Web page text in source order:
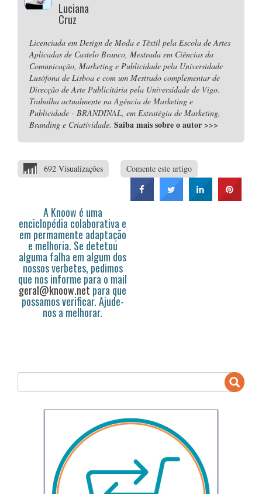
Luciana
Cruz
Licenciada em Design de Moda e Têxtil pela Escola de Artes
Aplicadas de Castelo Branco, Mestrada em Ciências da
Comunicação, Marketing e Publicidade pela Universidade
Lusófona de Lisboa e com um Mestrado complementar de
Direcção de Arte Publicitária pela Universidade de Vigo.
Trabalha actualmente na Agência de Marketing e
Publicidade - BRANDINAL, em Estratégia de Marketing,
Branding e Criatividade. Saiba mais sobre o autor >>>
692 Visualizações Comente este artigo
A Knoow é uma
enciclopédia colaborativa e
em permamente adaptação
e melhoria. Se detetou
alguma falha em algum dos
nossos verbetes, pedimos
que nos informe para o mail
geral@knoow.net para que
possamos verificar. Ajude-
nos a melhorar.